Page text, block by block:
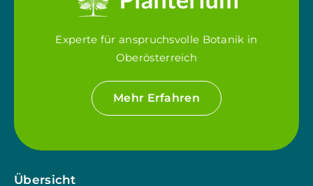
Experte für anspruchsvolle Botanik in
Oberösterreich
Mehr Erfahren
Übersicht